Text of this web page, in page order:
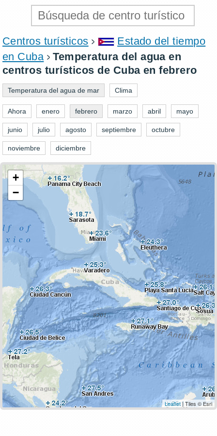
Centros turísticos
Estado del tiempo
en Cuba
Temperatura del agua en
centros turísticos de Cuba en febrero
Temperatura del agua de mar Clima
Ahora enero febrero marzo abril mayo
junio julio agosto septiembre octubre
noviembre diciembre
+
−
Leaflet| Tiles © Esri